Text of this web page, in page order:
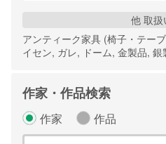
他 取扱
アンティーク家具 (椅子・テー
イセン, ガレ, ドーム, 金製品, 銀
作家・作品検索
作家 作品